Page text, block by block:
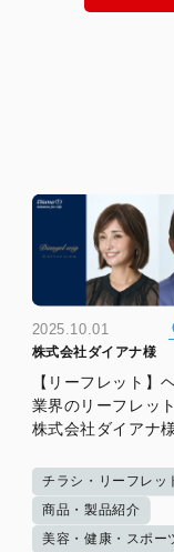
2025.10.01
株式会社ダイアナ様
【リーフレット】
業界のリーフレッ
株式会社ダイアナ様
チラシ・リーフレッ
商品・製品紹介
美容・健康・スポー